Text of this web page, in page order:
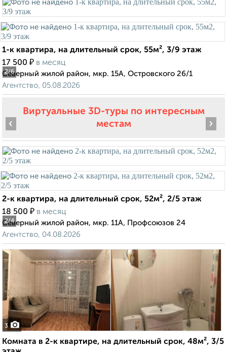
2/6
1-к квартира, на длительный срок, 55м², 3/9 этаж
17 500 ₽ в месяц
Северный жилой район, мкр. 15А, Островского 26/1
Агентство, 05.08.2026
Виртуальные 3D-туры по интересным
местам
2/4
‹ ›
2-к квартира, на длительный срок, 52м², 2/5 этаж
18 500 ₽ в месяц
Северный жилой район, мкр. 11А, Профсоюзов 24
Агентство, 04.08.2026
3
Комната в 2-к квартире, на длительный срок, 48м², 3/5